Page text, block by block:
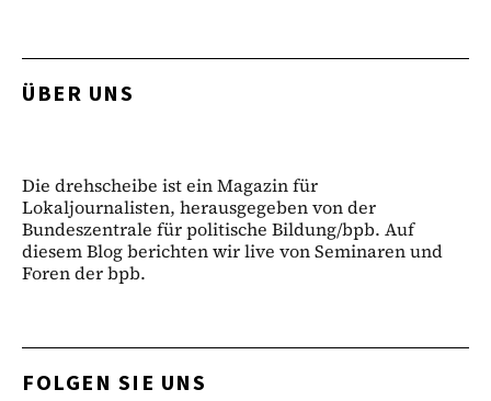
ÜBER UNS
Die drehscheibe ist ein Magazin für
Lokaljournalisten, herausgegeben von der
Bundeszentrale für politische Bildung/bpb. Auf
diesem Blog berichten wir live von Seminaren und
Foren der bpb.
FOLGEN SIE UNS